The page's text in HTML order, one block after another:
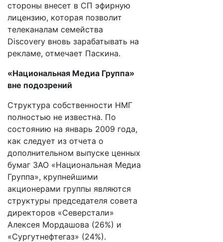
стороны внесет в СП эфирную
лицензию, которая позволит
телеканалам семейства
Discovery вновь зарабатывать на
рекламе, отмечает Паскина.
«Национальная Медиа Группа»
вне подозрений
Структура собственности НМГ
полностью не известна. По
состоянию на январь 2009 года,
как следует из отчета о
дополнительном выпуске ценных
бумаг ЗАО «Национальная Медиа
Группа», крупнейшими
акционерами группы являются
структуры председателя совета
директоров «Северстали»
Алексея Мордашова (26%) и
«Сургутнефтегаз» (24%).